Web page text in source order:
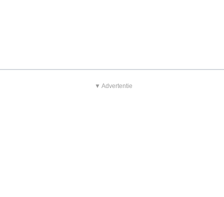
▼ Advertentie